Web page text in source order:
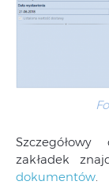
zakładek
dokumentów.